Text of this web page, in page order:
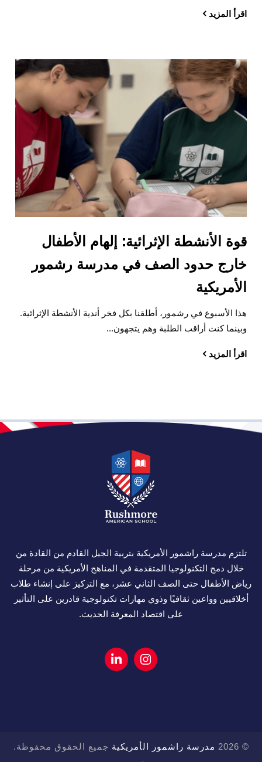
اقرأ المزيد
قوة الأنشطة الإثرائية: إلهام الأطفال
خارج حدود الصف في مدرسة رشمور
الأمريكية
هذا الأسبوع في رشمور، أطلقنا بكل فخر أندية الأنشطة الإثرائية.
وبينما كنت أراقب الطلبة وهم يتجهون...
اقرأ المزيد
تلتزم مدرسة راشمور الأمريكية بتربية الجيل القادم من القادة من
خلال دمج التكنولوجيا المتقدمة في المناهج الأمريكية من مرحلة
رياض الأطفال حتى الصف الثاني عشر، مع التركيز على إنشاء طلاب
أخلاقيين وواعين ثقافيًا وذوي مهارات تكنولوجية قادرين على التأثير
على اقتصاد المعرفة الحديث.
© 2026 مدرسة راشمور الأمريكية جميع الحقوق محفوظة.